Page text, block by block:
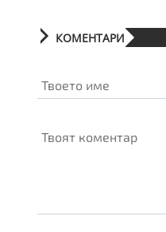
КОМЕНТАРИ
Твоето име
Твоят коментар